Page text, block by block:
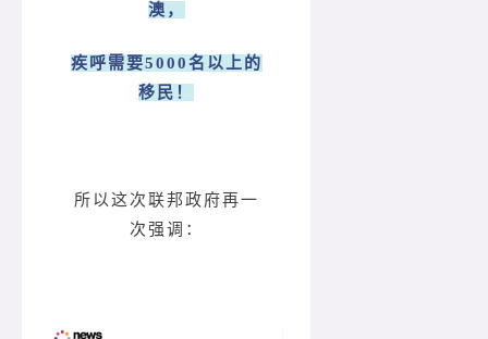
澳，
疾呼需要5000名以上的
移民！
所以这次联邦政府再一
次强调：